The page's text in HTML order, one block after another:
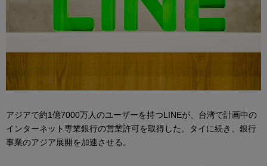
アジアで約1億7000万人のユーザーを持つLINEが、台湾で計画中の
インターネット専業銀行の営業許可を取得した。タイに続き、銀行
事業のアジア展開を加速させる。